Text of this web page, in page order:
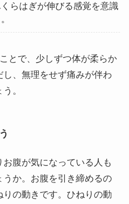
らはぎが伸びる感覚を意識
とで、少しずつ体が柔らか
し、無理をせず痛みが伴わ
。
腹が気になっている人も
うか。お腹を引き締めるの
の動きです。ひねりの動